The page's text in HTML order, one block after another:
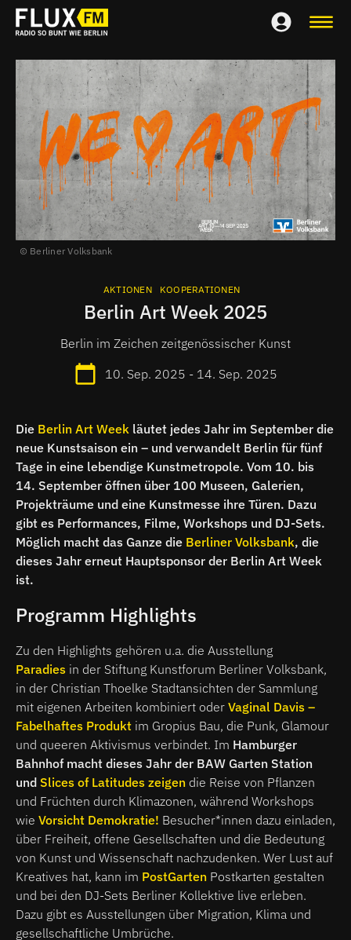
Berliner Volksbank
AKTIONEN KOOPERATIONEN
Berlin Art Week 2025
Berlin im Zeichen zeitgenössischer Kunst
10. Sep. 2025 - 14. Sep. 2025
Die Berlin Art Week läutet jedes Jahr im September die
neue Kunstsaison ein – und verwandelt Berlin für fünf
Tage in eine lebendige Kunstmetropole. Vom 10. bis
14. September öffnen über 100 Museen, Galerien,
Projekträume und eine Kunstmesse ihre Türen. Dazu
gibt es Performances, Filme, Workshops und DJ-Sets.
Möglich macht das Ganze die Berliner Volksbank, die
dieses Jahr erneut Hauptsponsor der Berlin Art Week
ist.
Programm Highlights
Zu den Highlights gehören u.a. die Ausstellung
Paradies in der Stiftung Kunstforum Berliner Volksbank,
in der Christian Thoelke Stadtansichten der Sammlung
mit eigenen Arbeiten kombiniert oder Vaginal Davis –
Fabelhaftes Produkt im Gropius Bau, die Punk, Glamour
und queeren Aktivismus verbindet. Im Hamburger
Bahnhof macht dieses Jahr der BAW Garten Station
und Slices of Latitudes zeigen die Reise von Pflanzen
und Früchten durch Klimazonen, während Workshops
wie Vorsicht Demokratie! Besucher*innen dazu einladen,
über Freiheit, offene Gesellschaften und die Bedeutung
von Kunst und Wissenschaft nachzudenken. Wer Lust auf
Kreatives hat, kann im PostGarten Postkarten gestalten
und bei den DJ-Sets Berliner Kollektive live erleben.
Dazu gibt es Ausstellungen über Migration, Klima und
gesellschaftliche Umbrüche.